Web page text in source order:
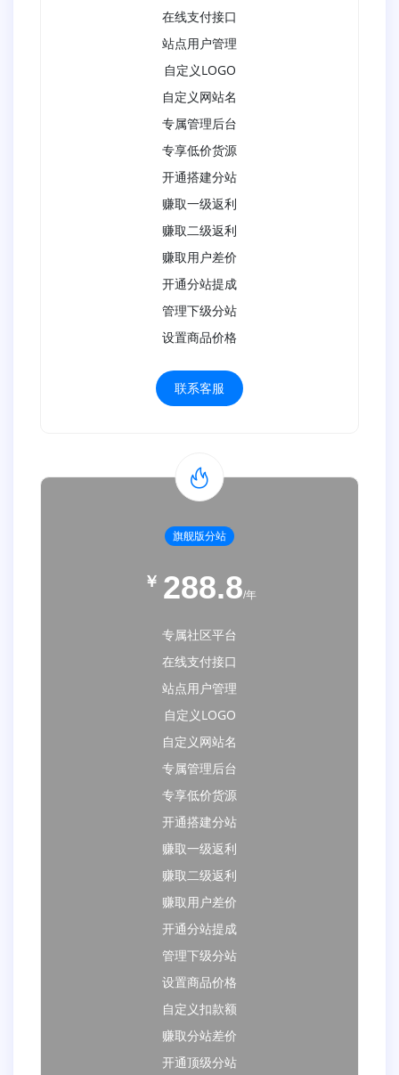
在线支付接口
站点用户管理
自定义LOGO
自定义网站名
专属管理后台
专享低价货源
开通搭建分站
赚取一级返利
赚取二级返利
赚取用户差价
开通分站提成
管理下级分站
设置商品价格
联系客服
旗舰版分站
￥ 288.8/年
专属社区平台
在线支付接口
站点用户管理
自定义LOGO
自定义网站名
专属管理后台
专享低价货源
开通搭建分站
赚取一级返利
赚取二级返利
赚取用户差价
开通分站提成
管理下级分站
设置商品价格
自定义扣款额
赚取分站差价
开通顶级分站